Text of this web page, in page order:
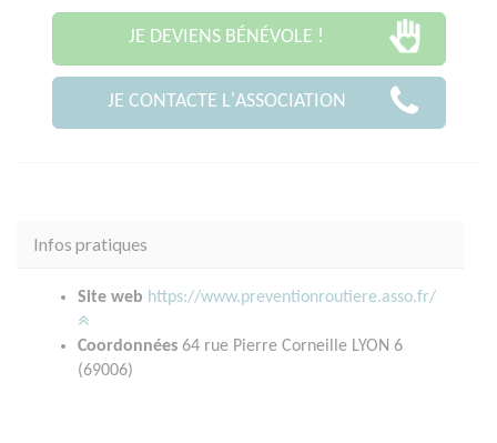
JE DEVIENS BÉNÉVOLE !
JE CONTACTE L'ASSOCIATION
Infos pratiques
Site web https://www.preventionroutiere.asso.fr/
Coordonnées 64 rue Pierre Corneille LYON 6
(69006)